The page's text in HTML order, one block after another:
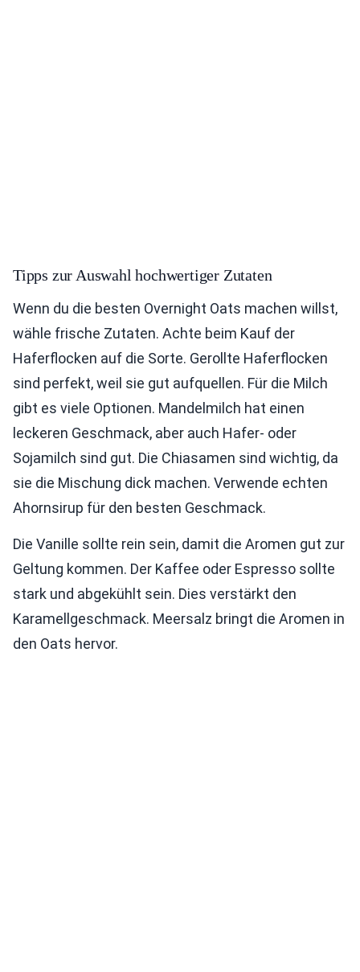
Tipps zur Auswahl hochwertiger Zutaten
Wenn du die besten Overnight Oats machen willst,
wähle frische Zutaten. Achte beim Kauf der
Haferflocken auf die Sorte. Gerollte Haferflocken
sind perfekt, weil sie gut aufquellen. Für die Milch
gibt es viele Optionen. Mandelmilch hat einen
leckeren Geschmack, aber auch Hafer- oder
Sojamilch sind gut. Die Chiasamen sind wichtig, da
sie die Mischung dick machen. Verwende echten
Ahornsirup für den besten Geschmack.
Die Vanille sollte rein sein, damit die Aromen gut zur
Geltung kommen. Der Kaffee oder Espresso sollte
stark und abgekühlt sein. Dies verstärkt den
Karamellgeschmack. Meersalz bringt die Aromen in
den Oats hervor.